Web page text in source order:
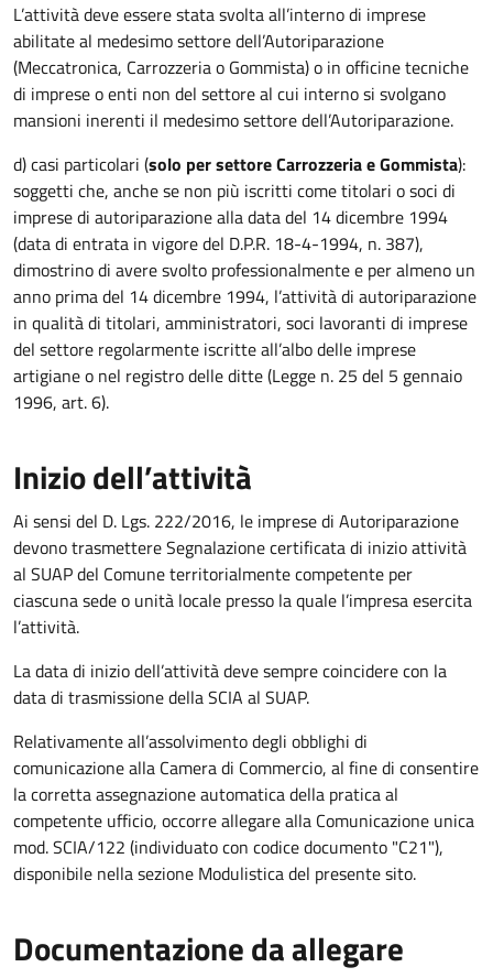
L’attività deve essere stata svolta all’interno di imprese
abilitate al medesimo settore dell’Autoriparazione
(Meccatronica, Carrozzeria o Gommista) o in officine tecniche
di imprese o enti non del settore al cui interno si svolgano
mansioni inerenti il medesimo settore dell’Autoriparazione.
d) casi particolari (solo per settore Carrozzeria e Gommista):
soggetti che, anche se non più iscritti come titolari o soci di
imprese di autoriparazione alla data del 14 dicembre 1994
(data di entrata in vigore del D.P.R. 18-4-1994, n. 387),
dimostrino di avere svolto professionalmente e per almeno un
anno prima del 14 dicembre 1994, l’attività di autoriparazione
in qualità di titolari, amministratori, soci lavoranti di imprese
del settore regolarmente iscritte all’albo delle imprese
artigiane o nel registro delle ditte (Legge n. 25 del 5 gennaio
1996, art. 6).
Inizio dell’attività
Ai sensi del D. Lgs. 222/2016, le imprese di Autoriparazione
devono trasmettere Segnalazione certificata di inizio attività
al SUAP del Comune territorialmente competente per
ciascuna sede o unità locale presso la quale l’impresa esercita
l’attività.
La data di inizio dell’attività deve sempre coincidere con la
data di trasmissione della SCIA al SUAP.
Relativamente all’assolvimento degli obblighi di
comunicazione alla Camera di Commercio, al fine di consentire
la corretta assegnazione automatica della pratica al
competente ufficio, occorre allegare alla Comunicazione unica
mod. SCIA/122 (individuato con codice documento "C21"),
disponibile nella sezione Modulistica del presente sito.
Documentazione da allegare